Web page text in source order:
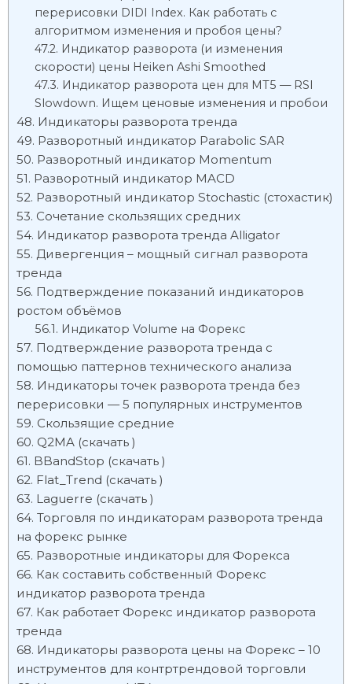
перерисовки DIDI Index. Как работать с
алгоритмом изменения и пробоя цены?
Индикатор разворота (и изменения
скорости) цены Heiken Ashi Smoothed
Индикатор разворота цен для MT5 — RSI
Slowdown. Ищем ценовые изменения и пробои
Индикаторы разворота тренда
Разворотный индикатор Parabolic SAR
Разворотный индикатор Momentum
Разворотный индикатор MACD
Разворотный индикатор Stochastic (стохастик)
Сочетание скользящих средних
Индикатор разворота тренда Alligator
Дивергенция – мощный сигнал разворота
тренда
Подтверждение показаний индикаторов
ростом объёмов
Индикатор Volume на Форекс
Подтверждение разворота тренда с
помощью паттернов технического анализа
Индикаторы точек разворота тренда без
перерисовки — 5 популярных инструментов
Скользящие средние
Q2MA (скачать )
BBandStop (скачать )
Flat_Trend (скачать )
Laguerre (скачать )
Торговля по индикаторам разворота тренда
на форекс рынке
Разворотные индикаторы для Форекса
Как составить собственный Форекс
индикатор разворота тренда
Как работает Форекс индикатор разворота
тренда
Индикаторы разворота цены на Форекс – 10
инструментов для контртрендовой торговли